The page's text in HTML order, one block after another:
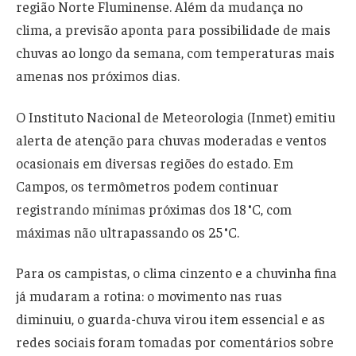
região Norte Fluminense. Além da mudança no
clima, a previsão aponta para possibilidade de mais
chuvas ao longo da semana, com temperaturas mais
amenas nos próximos dias.
O Instituto Nacional de Meteorologia (Inmet) emitiu
alerta de atenção para chuvas moderadas e ventos
ocasionais em diversas regiões do estado. Em
Campos, os termômetros podem continuar
registrando mínimas próximas dos 18 °C, com
máximas não ultrapassando os 25 °C.
Para os campistas, o clima cinzento e a chuvinha fina
já mudaram a rotina: o movimento nas ruas
diminuiu, o guarda-chuva virou item essencial e as
redes sociais foram tomadas por comentários sobre